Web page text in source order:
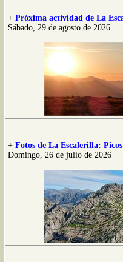
+ Próxima actividad de La
Sábado, 29 de agosto de 2026
+ Fotos de La Escalerilla:
Domingo, 26 de julio de 2026